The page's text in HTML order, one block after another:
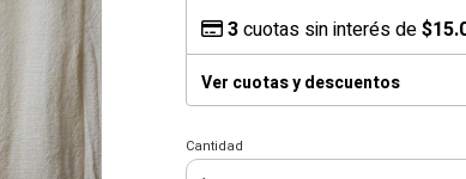
3cuotas sin interés de
Ver cuotas y descuentos
Cantidad